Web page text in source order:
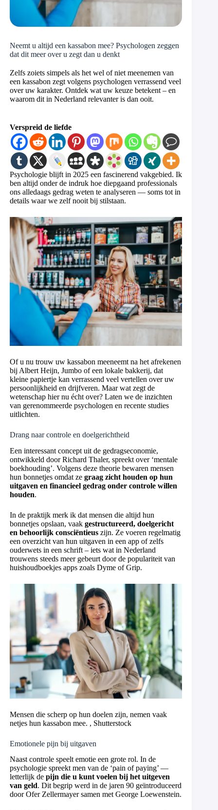
Neemt u altijd een kassabon mee? Psychologen zeggen
dat dit meer over u zegt dan u denkt
Zelfs zoiets simpels als het wel of niet meenemen van
een kassabon zegt volgens psychologen verrassend veel
over uw karakter. Ontdek wat uw keuze betekent – en
waarom dit in Nederland relevanter is dan ooit.
Verspreid de liefde
Psychologie blijft in 2025 een fascinerend vakgebied. Ik
ben altijd onder de indruk hoe diepgaand professionals
ons alledaags gedrag weten te analyseren — soms tot in
details waar we zelf nooit bij stilstaan.
Of u nu trouw uw kassabon meeneemt na het afrekenen
bij Albert Heijn, Jumbo of een lokale bakkerij, dat
kleine papiertje kan verrassend veel vertellen over uw
persoonlijkheid en drijfveren. Maar wat zegt de
wetenschap hier nu écht over? Laten we de inzichten
van gerenommeerde psychologen en recente studies
uitlichten.
Drang naar controle en doelgerichtheid
Een interessant concept uit de gedragseconomie,
ontwikkeld door Richard Thaler, spreekt over ‘mentale
boekhouding’. Volgens deze theorie bewaren mensen
hun bonnetjes omdat ze graag zicht houden op hun
uitgaven en financieel gedrag onder controle willen
houden.
In de praktijk merk ik dat mensen die altijd hun
bonnetjes opslaan, vaak gestructureerd, doelgericht
en behoorlijk consciëntieus zijn. Ze voeren regelmatig
een overzicht van hun uitgaven in een app of zelfs
ouderwets in een schrift – iets wat in Nederland
trouwens steeds meer gebeurt door de populariteit van
huishoudboekjes apps zoals Dyme of Grip.
Mensen die scherp op hun doelen zijn, nemen vaak
netjes hun kassabon mee. , Shutterstock
Emotionele pijn bij uitgaven
Naast controle speelt emotie een grote rol. In de
psychologie spreekt men van de ‘pain of paying’ —
letterlijk de pijn die u kunt voelen bij het uitgeven
van geld. Dit begrip werd in de jaren 90 geïntroduceerd
door Ofer Zellermayer samen met George Loewenstein.